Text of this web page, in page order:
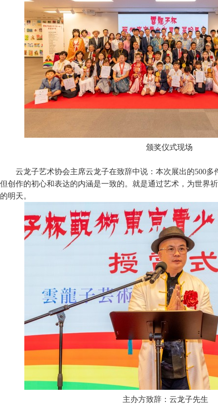
颁奖仪式现场
云龙子艺术协会主席云龙子在致辞中说：本次展出的500
但创作的初心和表达的内涵是一致的。就是通过艺术，为世界
的明天。
主办方致辞：云龙子先生